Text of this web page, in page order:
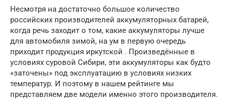
Несмотря на достаточно большое количество
российских производителей аккумуляторных батарей,
когда речь заходит о том, какие аккумуляторы лучше
для автомобиля зимой, на ум в первую очередь
приходит продукция иркутской . Произведённые в
условиях суровой Сибири, эти аккумуляторы как будто
«заточены» под эксплуатацию в условиях низких
температур. И поэтому в нашем рейтинге мы
представляем две модели именно этого производителя.